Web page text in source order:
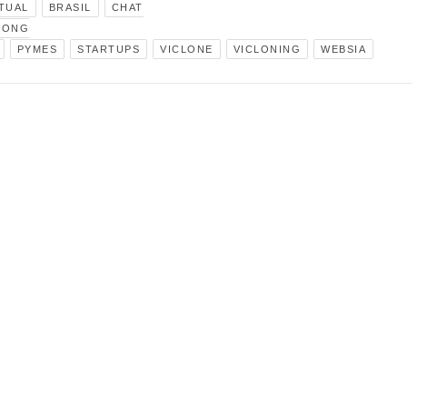
BRASIL
CHAT
PYMES STARTUPS VICLONE VICLONING WEBSIA